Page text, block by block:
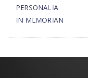
PERSONALIA
IN MEMORIAN